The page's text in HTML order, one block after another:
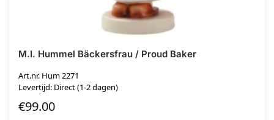
M.I. Hummel Bäckersfrau / Proud Baker
Art.nr. Hum 2271
Levertijd: Direct (1-2 dagen)
€99.00